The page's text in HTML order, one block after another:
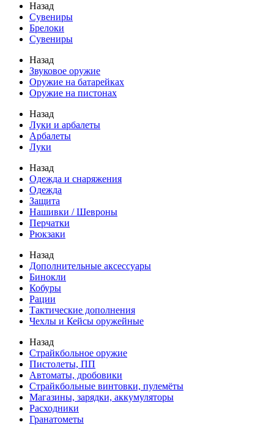
Назад
Сувениры
Брелоки
Сувениры
Назад
Звуковое оружие
Оружие на батарейках
Оружие на пистонах
Назад
Луки и арбалеты
Арбалеты
Луки
Назад
Одежда и снаряжения
Одежда
Защита
Нашивки / Шевроны
Перчатки
Рюкзаки
Назад
Дополнительные аксессуары
Бинокли
Кобуры
Рации
Тактические дополнения
Чехлы и Кейсы оружейные
Назад
Страйкбольное оружие
Пистолеты, ПП
Автоматы, дробовики
Страйкбольные винтовки, пулемёты
Магазины, зарядки, аккумуляторы
Расходники
Гранатометы